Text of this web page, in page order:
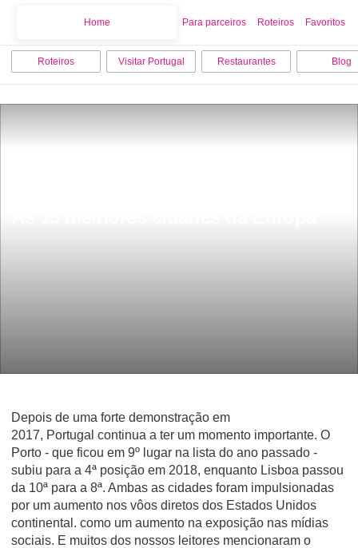
Home Para parceiros Roteiros Favoritos
Roteiros Visitar Portugal Restaurantes Blog
Depois de uma forte demonstração em
2017, Portugal continua a ter um momento importante. O
Porto - que ficou em 9º lugar na lista do ano passado -
subiu para a 4ª posição em 2018, enquanto Lisboa passou
da 10ª para a 8ª. Ambas as cidades foram impulsionadas
por um aumento nos vôos diretos dos Estados Unidos
continental. como um aumento na exposição nas mídias
sociais. E muitos dos nossos leitores mencionaram o